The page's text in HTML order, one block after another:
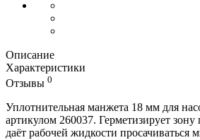
Описание
Характеристики
Отзывы 0
Уплотнительная манжета 18 мм для
артикулом 260037. Герметизирует
даёт рабочей жидкости просачиваться